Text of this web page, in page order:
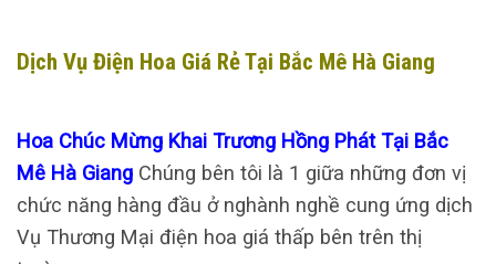
Dịch Vụ Điện Hoa Giá Rẻ Tại Bắc Mê Hà Giang
Hoa Chúc Mừng Khai Trương Hồng Phát Tại Bắc
Mê Hà Giang Chúng bên tôi là 1 giữa những đơn vị
chức năng hàng đầu ở nghành nghề cung ứng dịch
Vụ Thương Mại điện hoa giá thấp bên trên thị